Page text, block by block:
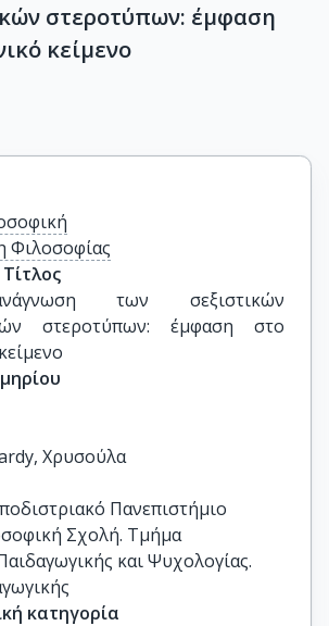
στεροτύπων: έμφαση
κείμενο
Φιλοσοφίας
των σεξιστικών
στεροτύπων: έμφαση στο
Χρυσούλα
Πανεπιστήμιο
Σχολή. Τμήμα
και Ψυχολογίας.
κατηγορία